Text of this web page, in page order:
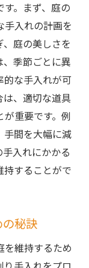
。まず、庭の
入れの計画を
庭の美しさを
季節ごとに異
的な手入れが可
、適切な道具
重要です。例
手間を大幅に減
入れにかかる
持することがで
秘訣
維持するため